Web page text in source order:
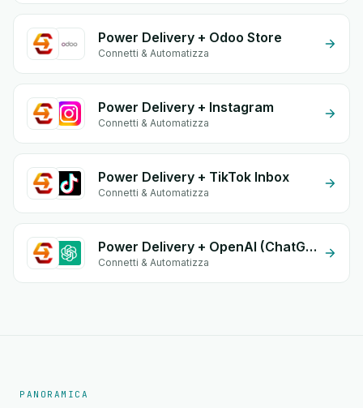
Power Delivery + Odoo Store
Connetti & Automatizza
Power Delivery + Instagram
Connetti & Automatizza
Power Delivery + TikTok Inbox
Connetti & Automatizza
Power Delivery + OpenAI (ChatGPT)
Connetti & Automatizza
PANORAMICA